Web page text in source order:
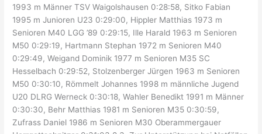
1993 m Männer TSV Waigolshausen 0:28:58, Sitko Fabian
1995 m Junioren U23 0:29:00, Hippler Matthias 1973 m
Senioren M40 LGG ’89 0:29:15, Ille Harald 1963 m Senioren
M50 0:29:19, Hartmann Stephan 1972 m Senioren M40
0:29:49, Weigand Dominik 1977 m Senioren M35 SC
Hesselbach 0:29:52, Stolzenberger Jürgen 1963 m Senioren
M50 0:30:10, Römmelt Johannes 1998 m männliche Jugend
U20 DLRG Werneck 0:30:18, Wahler Benedikt 1991 m Männer
0:30:30, Behr Matthias 1981 m Senioren M35 0:30:59,
Zufrass Daniel 1986 m Senioren M30 Oberammergauer